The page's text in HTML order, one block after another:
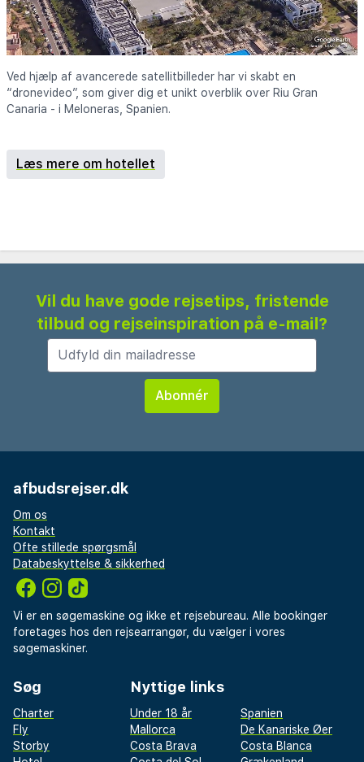
Ved hjælp af avancerede satellitbilleder har vi skabt en
“dronevideo”, som giver dig et unikt overblik over Riu Gran
Canaria - i Meloneras, Spanien.
Læs mere om hotellet
Vil du have gode rejsetips, fristende
tilbud og rejseinspiration på e-mail?
afbudsrejser.dk
Om os
Kontakt
Ofte stillede spørgsmål
Databeskyttelse & sikkerhed
Vi er en søgemaskine og ikke et rejsebureau. Alle bookinger
foretages hos den rejsearrangør, du vælger i vores
søgemaskiner.
Søg
Charter
Fly
Storby
Nyttige links
Under 18 år
Spanien
Mallorca
De Kanariske Øer
Costa Brava
Costa Blanca